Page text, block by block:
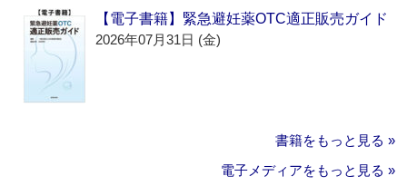
【電子書籍】緊急避妊薬OTC適正販売ガイド
2026年07月31日 (金)
書籍をもっと見る »
電子メディアをもっと見る »